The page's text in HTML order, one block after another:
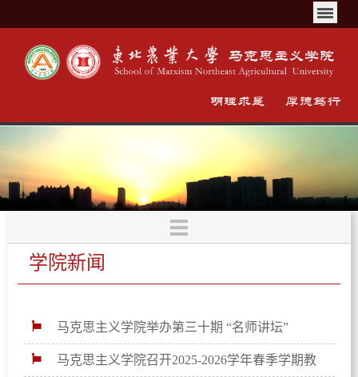
学院新闻
马克思主义学院举办第三十期 “名师讲坛”
马克思主义学院召开2025-2026学年春季学期教